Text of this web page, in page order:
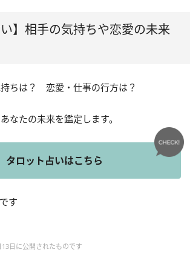
い】相手の気持ちや恋愛の未来
ちは？ 恋愛・仕事の行方は？
なたの未来を鑑定します。
タロット占いはこちら
す
日に公開されたものです